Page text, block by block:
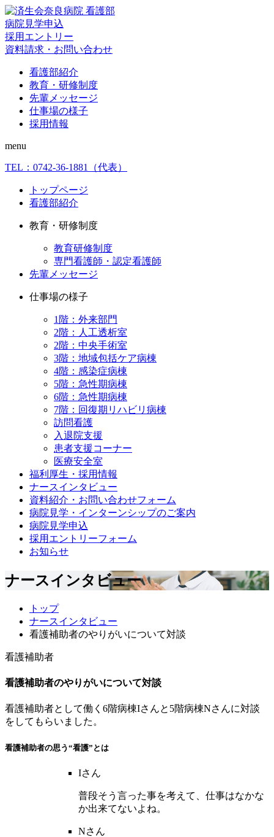
病院見学申込
採用エントリー
資料請求・お問い合わせ
看護部紹介
教育・研修制度
先輩メッセージ
仕事場の様子
採用情報
menu
TEL： 0742-36-1881 （代表）
トップページ
看護部紹介
教育・研修制度
教育研修制度
専門看護師・認定看護師
先輩メッセージ
仕事場の様子
1階：外来部門
2階：人工透析室
2階：中央手術室
3階：地域包括ケア病棟
4階：感染症病棟
5階：急性期病棟
6階：急性期病棟
7階：回復期リハビリ病棟
訪問看護
入退院支援
患者支援コーナー
医療安全室
福利厚生・採用情報
ナースインタビュー
資料紹介・お問い合わせフォーム
病院見学・インターンシップのご案内
病院見学申込
採用エントリーフォーム
お知らせ
ナースインタビュー
トップ
ナースインタビュー
看護補助者のやりがいについて対談
看護補助者
看護補助者のやりがいについて対談
看護補助者として働く6階病棟Iさんと5階病棟Nさんに対談
をしてもらいました。
看護補助者の思う“看護”とは
Iさん
普段そう言った事を考えて、仕事はなかな
か出来てないよね。
Nさん